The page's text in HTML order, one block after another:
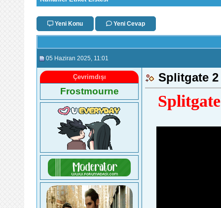
Yeni Konu Yeni Cevap
05 Haziran 2025 , 11:01
Çevrimdışı
Frostmourne
Splitgate